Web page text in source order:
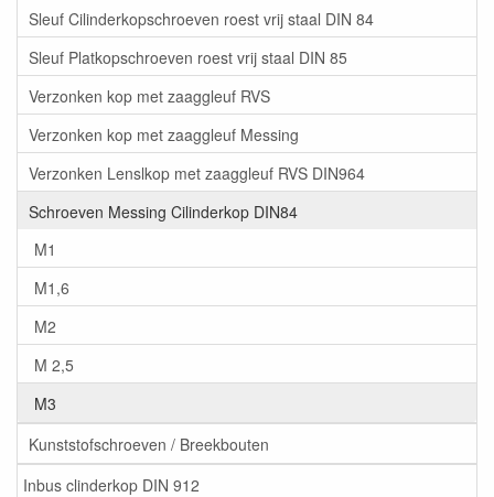
Sleuf Cilinderkopschroeven roest vrij staal DIN 84
Sleuf Platkopschroeven roest vrij staal DIN 85
Verzonken kop met zaaggleuf RVS
Verzonken kop met zaaggleuf Messing
Verzonken Lenslkop met zaaggleuf RVS DIN964
Schroeven Messing Cilinderkop DIN84
M1
M1,6
M2
M 2,5
M3
Kunststofschroeven / Breekbouten
Inbus clinderkop DIN 912